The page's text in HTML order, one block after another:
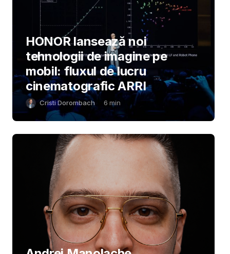
HONOR lansează noi
tehnologii de imagine pe
mobil: fluxul de lucru
cinematografic ARRI
Cristi Dorombach 6 min